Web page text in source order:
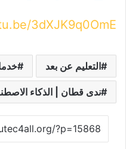
3dXJK9q0OmE
التعليم عن بعد
ندى قطان | الذكاء